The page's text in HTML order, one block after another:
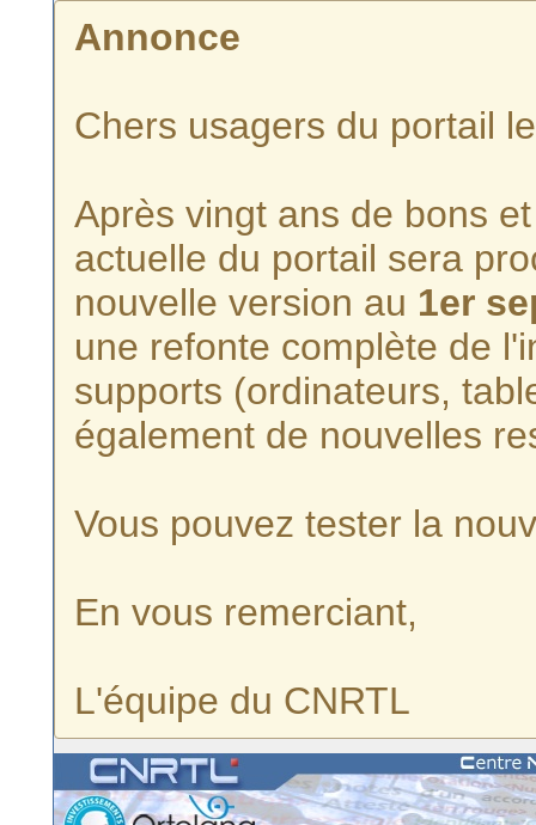
Annonce
Chers usagers du portail
Après vingt ans de bons
actuelle du portail sera
nouvelle version au 1er
une refonte complète de
supports (ordinateurs,
également de nouvelles
Vous pouvez tester la
En vous remerciant,
L'équipe du CNRTL